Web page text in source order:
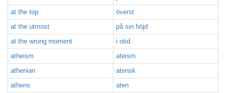
at the top
överst
at the utmost
på sin höjd
at the wrong moment
i otid
atheism
ateism
athenian
atensk
athens
aten